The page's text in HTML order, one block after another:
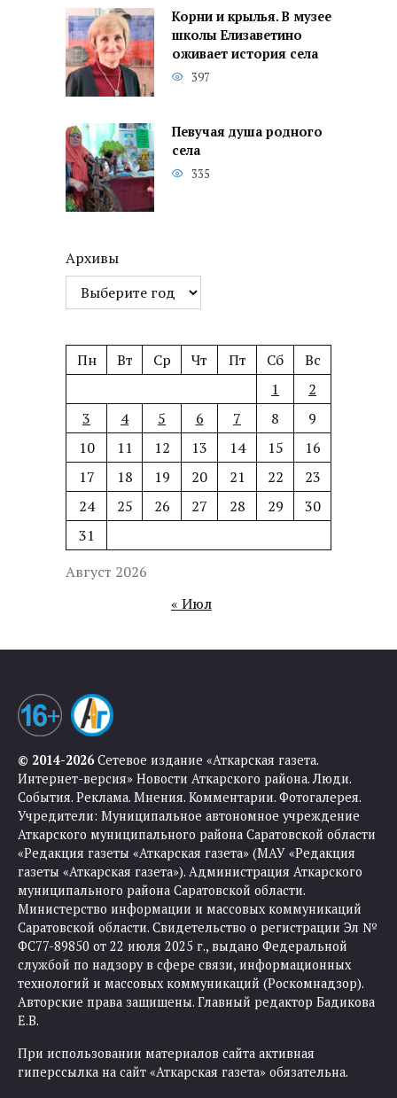
Корни и крылья. В музее
школы Елизаветино
оживает история села
397
Певучая душа родного
села
335
Архивы
Август 2026
Пн Вт Ср Чт Пт Сб
Вс
1
2
3
4 5 6 7 8
9
10
11 12 13 14 15
16
17
18 19 20 21 22
23
24
25 26 27 28 29
30
31
« Июл
© 2014-2026Сетевое издание «Аткарская газета.
Интернет-версия» Новости Аткарского района. Люди.
События. Реклама. Мнения. Комментарии. Фотогалерея.
Учредители: Муниципальное автономное учреждение
Аткарского муниципального района Саратовской области
«Редакция газеты «Аткарская газета» (МАУ «Редакция
газеты «Аткарская газета»). Администрация Аткарского
муниципального района Саратовской области.
Министерство информации и массовых коммуникаций
Саратовской области. Свидетельство о регистрации Эл №
ФС77-89850 от 22 июля 2025 г., выдано Федеральной
службой по надзору в сфере связи, информационных
технологий и массовых коммуникаций (Роскомнадзор).
Авторские права защищены. Главный редактор Бадикова
Е.В.
При использовании материалов сайта активная
гиперссылка на сайт «Аткарская газета» обязательна.